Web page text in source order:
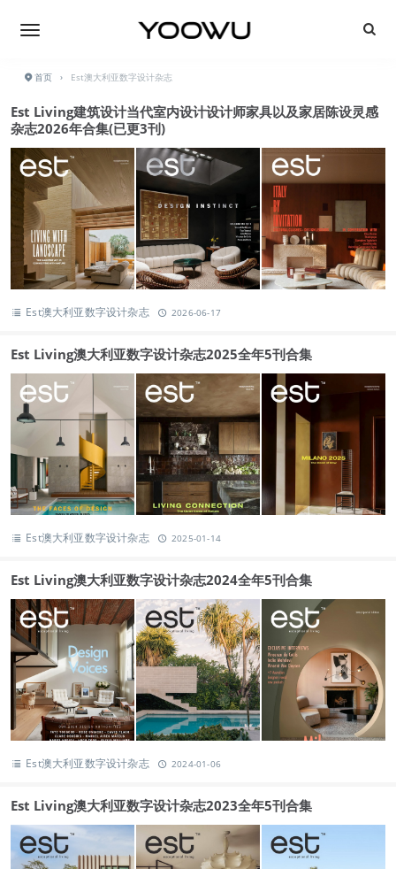
首页 › Est澳大利亚数字设计杂志
Est Living建筑设计当代室内设计设计师家具以及家居陈设灵感
杂志2026年合集(已更3刊)
Est澳大利亚数字设计杂志 2026-06-17
Est Living澳大利亚数字设计杂志2025全年5刊合集
Est澳大利亚数字设计杂志 2025-01-14
Est Living澳大利亚数字设计杂志2024全年5刊合集
Est澳大利亚数字设计杂志 2024-01-06
Est Living澳大利亚数字设计杂志2023全年5刊合集